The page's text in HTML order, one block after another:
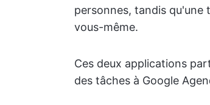
personnes, tandis qu'une
vous-même.
Ces deux applications
des tâches à Google